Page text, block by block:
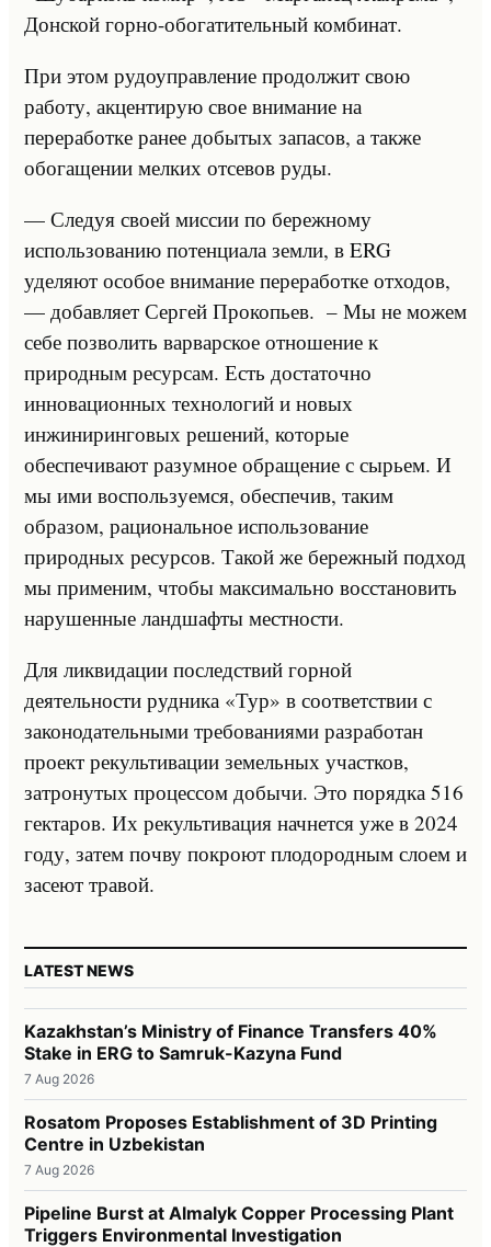
Донской горно-обогатительный комбинат.
При этом рудоуправление продолжит свою
работу, акцентирую свое внимание на
переработке ранее добытых запасов, а также
обогащении мелких отсевов руды.
— Следуя своей миссии по бережному
использованию потенциала земли, в ERG
уделяют особое внимание переработке отходов,
— добавляет Сергей Прокопьев. – Мы не можем
себе позволить варварское отношение к
природным ресурсам. Есть достаточно
инновационных технологий и новых
инжиниринговых решений, которые
обеспечивают разумное обращение с сырьем. И
мы ими воспользуемся, обеспечив, таким
образом, рациональное использование
природных ресурсов. Такой же бережный подход
мы применим, чтобы максимально восстановить
нарушенные ландшафты местности.
Для ликвидации последствий горной
деятельности рудника «Тур» в соответствии с
законодательными требованиями разработан
проект рекультивации земельных участков,
затронутых процессом добычи. Это порядка 516
гектаров. Их рекультивация начнется уже в 2024
году, затем почву покроют плодородным слоем и
засеют травой.
LATEST NEWS
Kazakhstan’s Ministry of Finance Transfers 40%
Stake in ERG to Samruk-Kazyna Fund
7 Aug 2026
Rosatom Proposes Establishment of 3D Printing
Centre in Uzbekistan
7 Aug 2026
Pipeline Burst at Almalyk Copper Processing Plant
Triggers Environmental Investigation